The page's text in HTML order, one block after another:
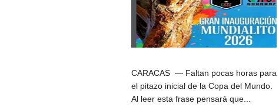
CARACAS — Faltan pocas horas para
el pitazo inicial de la Copa del Mundo.
Al leer esta frase pensará que...